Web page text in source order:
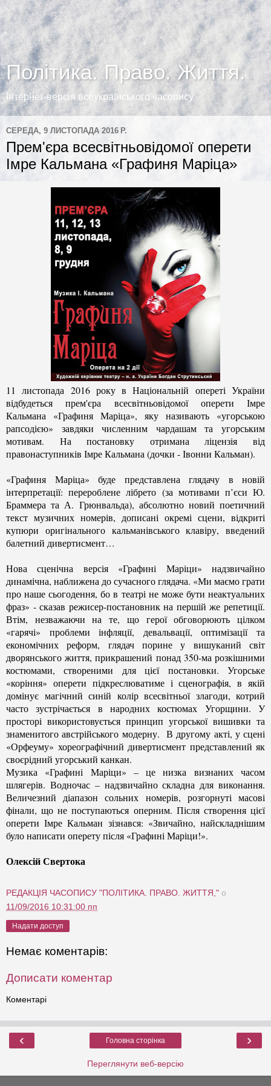
Політика. Право. Життя.
Інтернет-версія всеукраїнського часопису
СЕРЕДА, 9 ЛИСТОПАДА 2016 Р.
Прем'єра всесвітньовідомої оперети
Імре Кальмана «Графиня Маріца»
11 листопада 2016 року в Національній опереті України
відбудеться прем'єра всесвітньовідомої оперети Імре
Кальмана «Графиня Маріца», яку називають «угорською
рапсодією» завдяки численним чардашам та угорським
мотивам. На постановку отримана ліцензія від
правонаступників Імре Кальмана (дочки - Івонни Кальман).
«Графиня Маріца» буде представлена глядачу в новій
інтерпретації: перероблене лібрето (за мотивами п’єси Ю.
Браммера та А. Грюнвальда), абсолютно новий поетичний
текст музичних номерів, дописані окремі сцени, відкриті
купюри оригінального кальманівського клавіру, введений
балетний дивертисмент…
Нова сценічна версія «Графині Маріци» надзвичайно
динамічна, наближена до сучасного глядача. «Ми маємо грати
про наше сьогодення, бо в театрі не може бути неактуальних
фраз» - сказав режисер-постановник на першій же репетиції.
Втім, незважаючи на те, що герої обговорюють цілком
«гарячі» проблеми інфляції, девальвації, оптимізації та
економічних реформ, глядач порине у вишуканий світ
дворянського життя, прикрашений понад 350-ма розкішними
костюмами, створеними для цієї постановки. Угорське
«коріння» оперети підкреслюватиме і сценографія, в якій
домінує магічний синій колір всесвітньої злагоди, котрий
часто зустрічається в народних костюмах Угорщини. У
просторі використовується принцип угорської вишивки та
знаменитого австрійського модерну. В другому акті, у сцені
«Орфеуму» хореографічний дивертисмент представлений як
своєрідний угорський канкан.
Музика «Графині Маріци» – це низка визнаних часом
шлягерів. Водночас – надзвичайно складна для виконання.
Величезний діапазон сольних номерів, розгорнуті масові
фінали, що не поступаються оперним. Після створення цієї
оперети Імре Кальман зізнався: «Звичайно, найскладнішим
було написати оперету після «Графині Маріци!».
Олексій Свертока
РЕДАКЦІЯ ЧАСОПИСУ "ПОЛІТИКА. ПРАВО. ЖИТТЯ," о
11/09/2016 10:31:00 пп
Надати доступ
Немає коментарів:
Дописати коментар
Коментарі
‹ ›
Головна сторінка
Переглянути веб-версію